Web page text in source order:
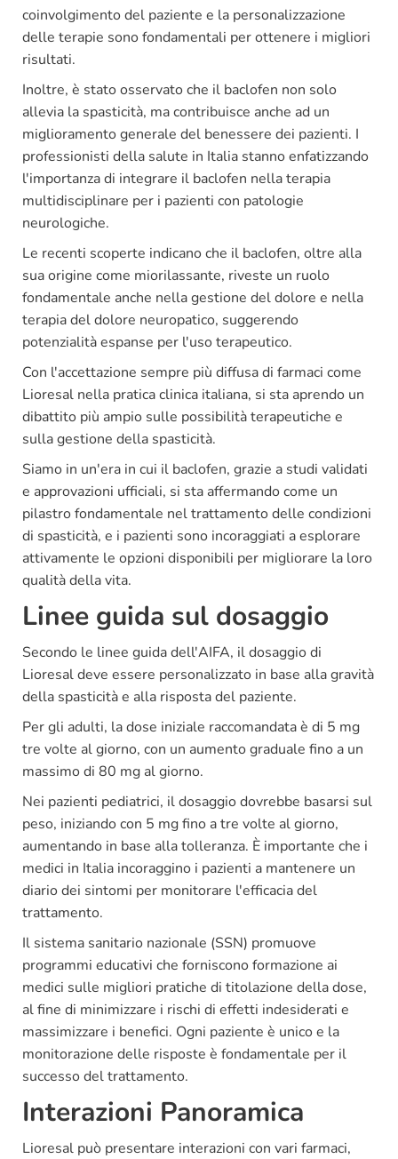
coinvolgimento del paziente e la personalizzazione
delle terapie sono fondamentali per ottenere i migliori
risultati.
Inoltre, è stato osservato che il baclofen non solo
allevia la spasticità, ma contribuisce anche ad un
miglioramento generale del benessere dei pazienti. I
professionisti della salute in Italia stanno enfatizzando
l'importanza di integrare il baclofen nella terapia
multidisciplinare per i pazienti con patologie
neurologiche.
Le recenti scoperte indicano che il baclofen, oltre alla
sua origine come miorilassante, riveste un ruolo
fondamentale anche nella gestione del dolore e nella
terapia del dolore neuropatico, suggerendo
potenzialità espanse per l'uso terapeutico.
Con l'accettazione sempre più diffusa di farmaci come
Lioresal nella pratica clinica italiana, si sta aprendo un
dibattito più ampio sulle possibilità terapeutiche e
sulla gestione della spasticità.
Siamo in un'era in cui il baclofen, grazie a studi validati
e approvazioni ufficiali, si sta affermando come un
pilastro fondamentale nel trattamento delle condizioni
di spasticità, e i pazienti sono incoraggiati a esplorare
attivamente le opzioni disponibili per migliorare la loro
qualità della vita.
Linee guida sul dosaggio
Secondo le linee guida dell'AIFA, il dosaggio di
Lioresal deve essere personalizzato in base alla gravità
della spasticità e alla risposta del paziente.
Per gli adulti, la dose iniziale raccomandata è di 5 mg
tre volte al giorno, con un aumento graduale fino a un
massimo di 80 mg al giorno.
Nei pazienti pediatrici, il dosaggio dovrebbe basarsi sul
peso, iniziando con 5 mg fino a tre volte al giorno,
aumentando in base alla tolleranza. È importante che i
medici in Italia incoraggino i pazienti a mantenere un
diario dei sintomi per monitorare l'efficacia del
trattamento.
Il sistema sanitario nazionale (SSN) promuove
programmi educativi che forniscono formazione ai
medici sulle migliori pratiche di titolazione della dose,
al fine di minimizzare i rischi di effetti indesiderati e
massimizzare i benefici. Ogni paziente è unico e la
monitorazione delle risposte è fondamentale per il
successo del trattamento.
Interazioni Panoramica
Lioresal può presentare interazioni con vari farmaci,